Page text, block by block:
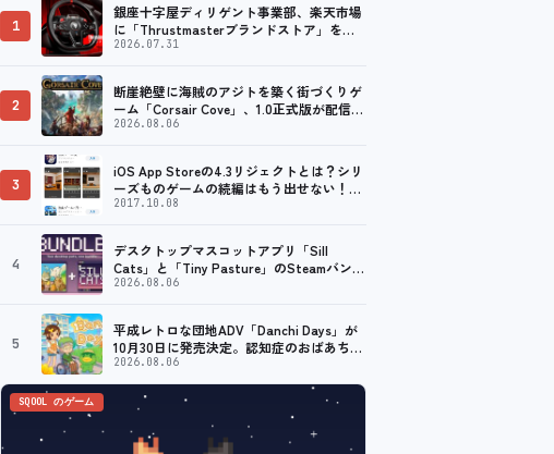
1
銀座十字屋ディリゲント事業部、楽天市場
に「Thrustmasterブランドストア」をオ
ープン。記念キャンペーンでポイントアッ
ローラーを中心に、幅広くラインナップ
2026.07.31
2
断崖絶壁に海賊のアジトを築く街づくりゲ
ーム「Corsair Cove」、1.0正式版が配信開
始！
2026.08.06
3
iOS App Storeの4.3リジェクトとは？シリ
ーズものゲームの続編はもう出せない！？
脱出ゲームで相次ぐリジェクト
2017.10.08
4
デスクトップマスコットアプリ「Sill
Cats」と「Tiny Pasture」のSteamバンド
ルセットが販売開始。通常価格より10%割
2026.08.06
5
平成レトロな団地ADV「Danchi Days」が
10月30日に発売決定。認知症のおばあちゃ
んのために夏祭り復活を目指す
2026.08.06
SQOOL のゲーム